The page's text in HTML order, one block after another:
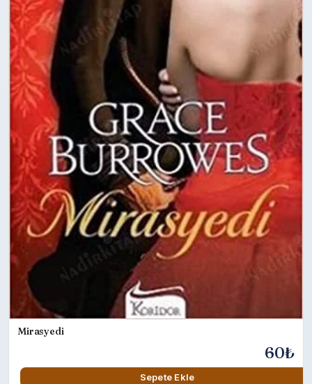
Mirasyedi
60₺
Sepete Ekle